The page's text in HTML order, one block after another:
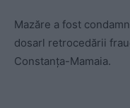
Mazăre a fost
dosarl retrocedării
Constanța-Mamaia.